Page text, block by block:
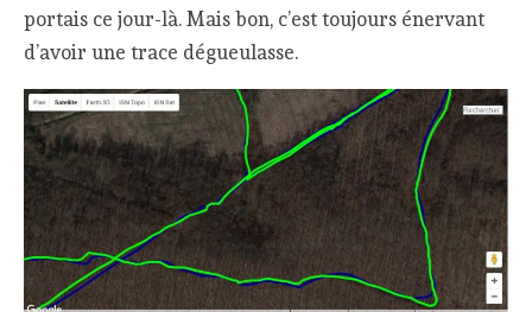
portais ce jour-là. Mais bon, c’est toujours énervant
d’avoir une trace dégueulasse.